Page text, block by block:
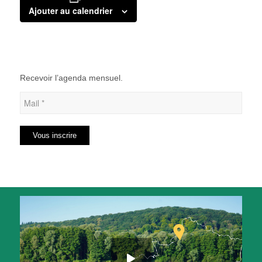
Ajouter au calendrier
Recevoir l’agenda mensuel.